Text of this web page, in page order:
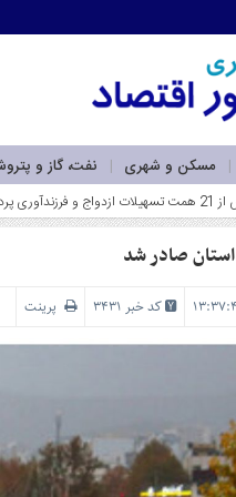
مسکن و شهری
نفت، گاز و
خورشیدی بهبها_
کد خبر 3431 پرینت